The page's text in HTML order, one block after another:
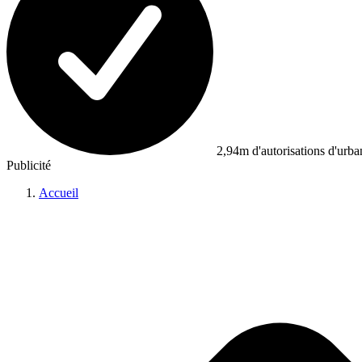
2,94m d'autorisations
Publicité
Accueil